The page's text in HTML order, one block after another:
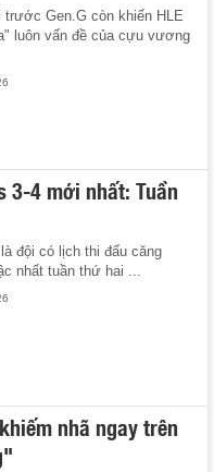
trước Gen.G còn khiến HLE
luôn vấn đề của cựu vương
3-4 mới nhất: Tuần
đội có lịch thi đấu căng
nhất tuần thứ hai ...
nhã ngay trên